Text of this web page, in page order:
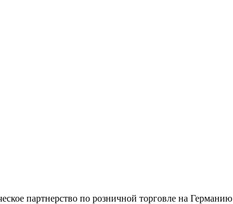
партнерство по розничной торговле на Германию